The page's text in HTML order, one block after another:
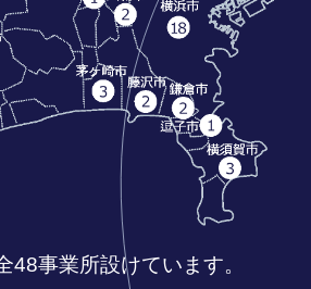
採用情報
教育
先輩メッセージ
職種紹介
48事業所設けています。